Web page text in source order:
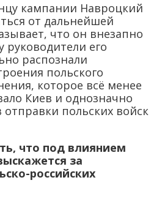
кампании Навроцкий
от дальнейшей
что он внезапно
руководители его
распознали
польского
которое всё менее
Киев и однозначно
польских войск
что под влиянием
за
российских